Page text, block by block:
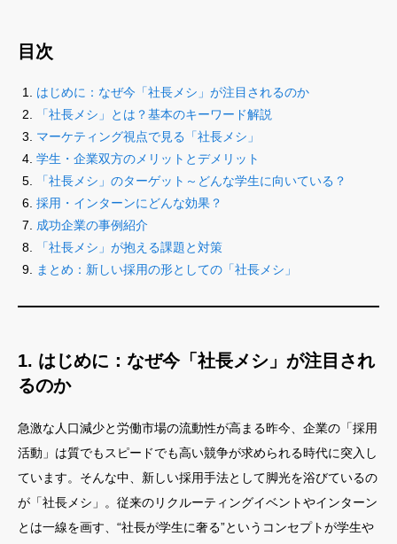
目次
はじめに：なぜ今「社長メシ」が注目されるのか
「社長メシ」とは？基本のキーワード解説
マーケティング視点で見る「社長メシ」
学生・企業双方のメリットとデメリット
「社長メシ」のターゲット～どんな学生に向いている？
採用・インターンにどんな効果？
成功企業の事例紹介
「社長メシ」が抱える課題と対策
まとめ：新しい採用の形としての「社長メシ」
1. はじめに：なぜ今「社長メシ」が注目され
るのか
急激な人口減少と労働市場の流動性が高まる昨今、企業の「採用
活動」は質でもスピードでも高い競争が求められる時代に突入し
ています。そんな中、新しい採用手法として脚光を浴びているの
が「社長メシ」。従来のリクルーティングイベントやインターン
とは一線を画す、“社長が学生に奢る”というコンセプトが学生や